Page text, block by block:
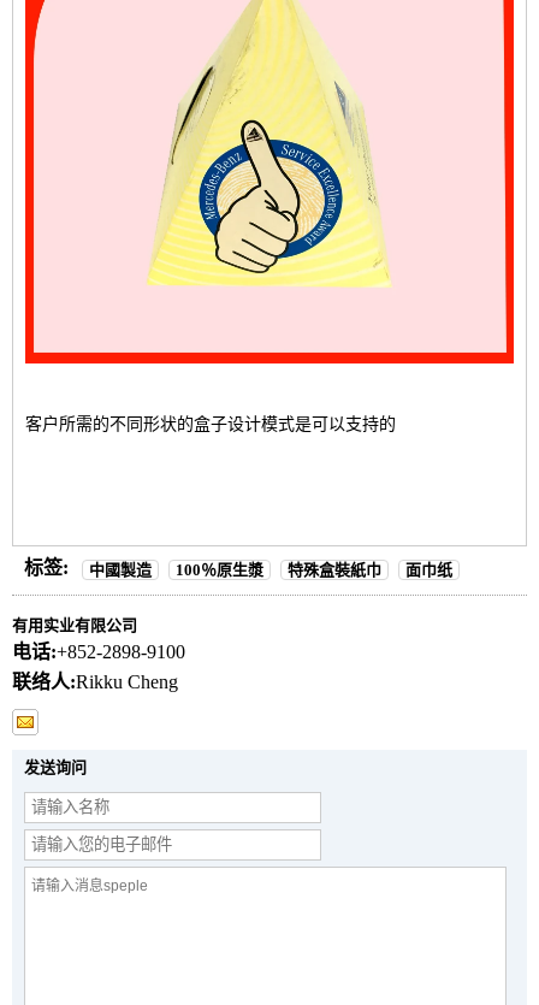
客户所需的不同形状的盒子设计模式是可以支持的
标签: 中國製造 100％原生漿 特殊盒裝紙巾 面巾纸
有用实业有限公司
电话:+852-2898-9100
联络人:Rikku Cheng
发送询问